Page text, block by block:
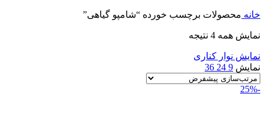
807,840 تومان
727,056 تومان
خانه محصولات برچسب خورده “شامپو گیاهی”
نمایش همه 4 نتیجه
نمایش نوار کناری
نمایش 9
24
36
-25%